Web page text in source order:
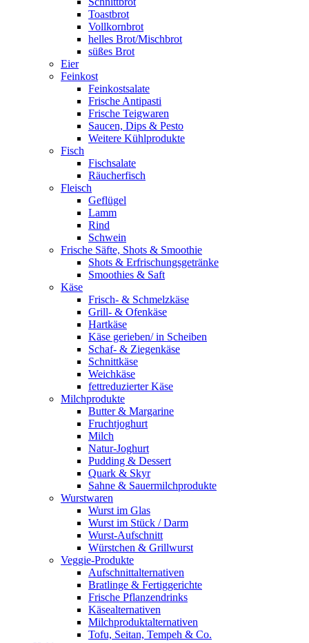
Toastbrot
Vollkornbrot
helles Brot/Mischbrot
süßes Brot
Eier
Feinkost
Feinkostsalate
Frische Antipasti
Frische Teigwaren
Saucen, Dips & Pesto
Weitere Kühlprodukte
Fisch
Fischsalate
Räucherfisch
Fleisch
Geflügel
Lamm
Rind
Schwein
Frische Säfte, Shots & Smoothie
Shots & Erfrischungsgetränke
Smoothies & Saft
Käse
Frisch- & Schmelzkäse
Grill- & Ofenkäse
Hartkäse
Käse gerieben/ in Scheiben
Schaf- & Ziegenkäse
Schnittkäse
Weichkäse
fettreduzierter Käse
Milchprodukte
Butter & Margarine
Fruchtjoghurt
Milch
Natur-Joghurt
Pudding & Dessert
Quark & Skyr
Sahne & Sauermilchprodukte
Wurstwaren
Wurst im Glas
Wurst im Stück / Darm
Wurst-Aufschnitt
Würstchen & Grillwurst
Veggie-Produkte
Aufschnittalternativen
Bratlinge & Fertiggerichte
Frische Pflanzendrinks
Käsealternativen
Milchproduktalternativen
Tofu, Seitan, Tempeh & Co.